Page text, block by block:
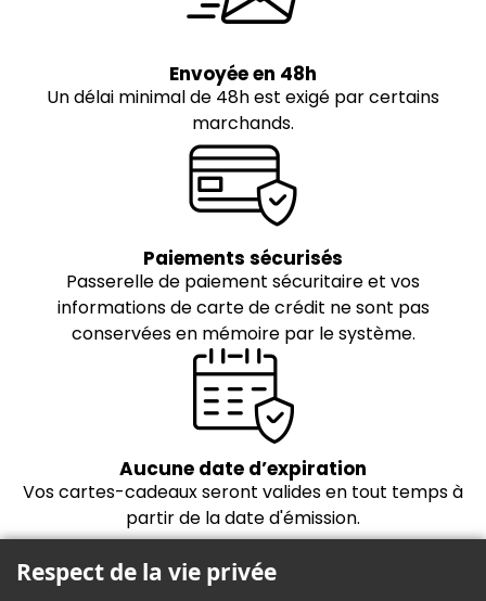
Envoyée en 48h
Un délai minimal de 48h est exigé par certains
marchands.
Paiements sécurisés
Passerelle de paiement sécuritaire et vos
informations de carte de crédit ne sont pas
conservées en mémoire par le système.
Aucune date d’expiration
Vos cartes-cadeaux seront valides en tout temps à
partir de la date d'émission.
Respect de la vie privée